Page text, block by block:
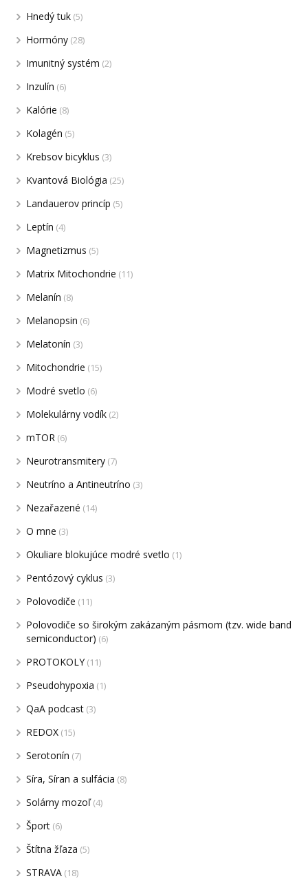
Hnedý tuk (5)
Hormóny (28)
Imunitný systém (2)
Inzulín (6)
Kalórie (8)
Kolagén (5)
Krebsov bicyklus (3)
Kvantová Biológia (25)
Landauerov princíp (5)
Leptín (4)
Magnetizmus (5)
Matrix Mitochondrie (11)
Melanín (8)
Melanopsin (6)
Melatonín (3)
Mitochondrie (15)
Modré svetlo (6)
Molekulárny vodík (2)
mTOR (6)
Neurotransmitery (7)
Neutríno a Antineutríno (3)
Nezařazené (14)
O mne (3)
Okuliare blokujúce modré svetlo (1)
Pentózový cyklus (3)
Polovodiče (11)
Polovodiče so širokým zakázaným pásmom (tzv. wide band
semiconductor) (6)
PROTOKOLY(11)
Pseudohypoxia (1)
QaA podcast (3)
REDOX (15)
Serotonín (7)
Síra, Síran a sulfácia (8)
Solárny mozoľ(4)
Šport (6)
Štítna žľaza (5)
STRAVA (18)